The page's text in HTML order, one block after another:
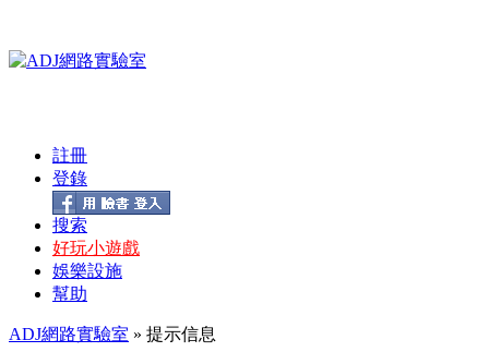
註冊
登錄
搜索
好玩小遊戲
娛樂設施
幫助
ADJ網路實驗室 » 提示信息